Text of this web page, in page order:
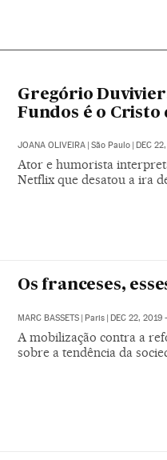
Gregório
Fundos é o Cristo
JOANA OLIVEIRA | São Paulo | DEC
Ator e humorista
Netflix que desatou a ira
Os franceses,
MARC BASSETS Paris DEC 22, 2019
A mobilização contra a
sobre a tendência da